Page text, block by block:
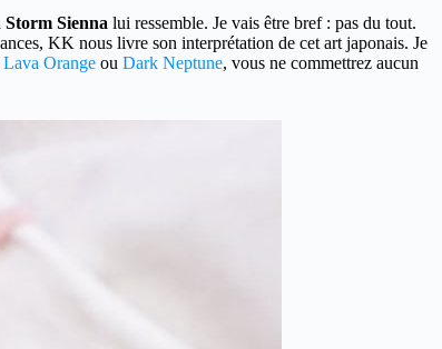
Sienna lui ressemble. Je vais être bref : pas du tout.
KK nous livre son interprétation de cet art japonais. Je
Lava Orange ou Dark Neptune, vous ne commettrez aucun